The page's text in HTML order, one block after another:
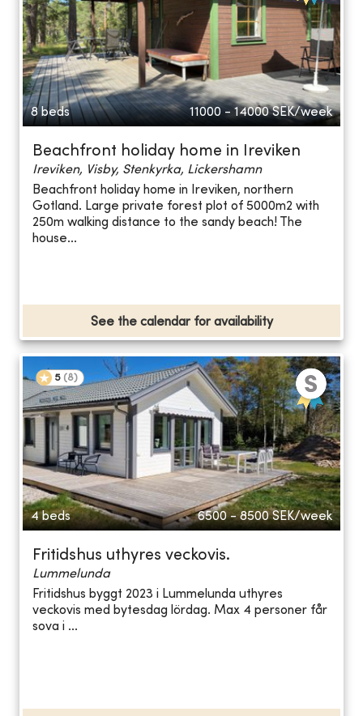
8 beds 11000 - 14000 SEK/week
Beachfront holiday home in Ireviken
Ireviken, Visby, Stenkyrka, Lickershamn
Beachfront holiday home in Ireviken, northern
Gotland. Large private forest plot of 5000m2 with
250m walking distance to the sandy beach! The
house...
See the calendar for availability
5 (8)
4 beds 6500 - 8500 SEK/week
Fritidshus uthyres veckovis.
Lummelunda
Fritidshus byggt 2023 i Lummelunda uthyres
veckovis med bytesdag lördag. Max 4 personer får
sova i ...